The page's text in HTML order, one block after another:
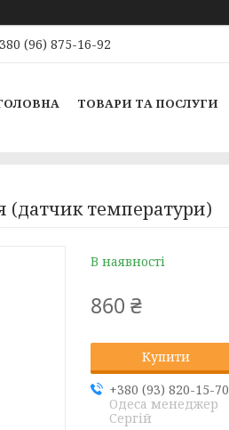
(96) 875-16-92
ТОВАРИ ТА ПОСЛУГИ
(датчик температури)
В наявності
860 ₴
Купити
+380 (93) 820-15-70
Одеса менеджер
Сергій